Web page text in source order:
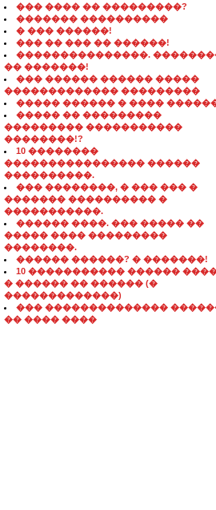
��� ���� �� ���������?
������� ����������
� ��� ������!
��� �� ��� �� ������!
���������������.
�� �������!
��� ������ ������ �����
������������� ���������
����� ������ � ����
����� �� ���������
��������� �����������
��������!?
10 ��������
���������������� ������
����������.
��� ��������, � ��� ��� �
������� ���������� �
�����������.
������ ����. ��� ����� ��
����� ���� ���������
��������.
������ ������? � �������!
10 ����������� ������
� ������ �� ������ (�
�������������)
��� ��������������
�� ���� ����